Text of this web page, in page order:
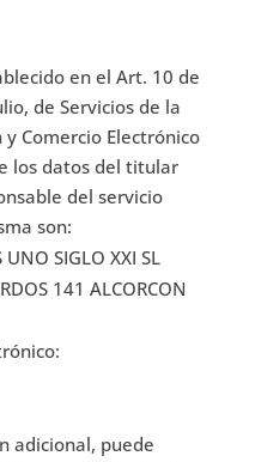
en el Art. 10 de
de Servicios de la
Comercio Electrónico
los datos del titular
del servicio
son:
SIGLO XXI SL
141 ALCORCON
adicional, puede